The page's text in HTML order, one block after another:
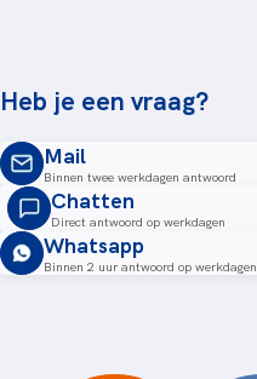
Heb je een vraag?
Mail
Binnen twee werkdagen antwoord
Chatten
Direct antwoord op werkdagen
Whatsapp
Binnen 2 uur antwoord op werkdagen